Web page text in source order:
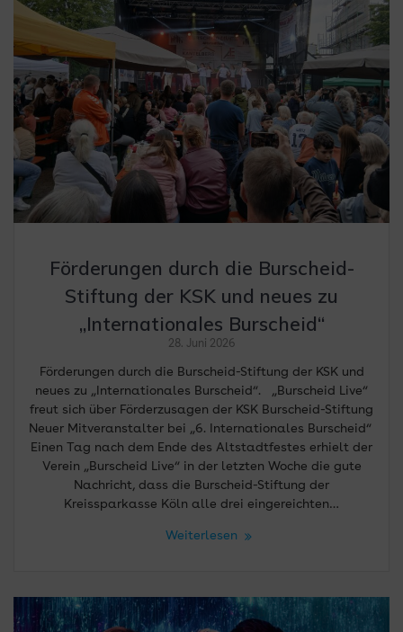
Förderungen durch die Burscheid-
Stiftung der KSK und neues zu
„Internationales Burscheid“
28. Juni 2026
Förderungen durch die Burscheid-Stiftung der KSK und
neues zu „Internationales Burscheid“. „Burscheid Live“
freut sich über Förderzusagen der KSK Burscheid-Stiftung
Neuer Mitveranstalter bei „6. Internationales Burscheid“
Einen Tag nach dem Ende des Altstadtfestes erhielt der
Verein „Burscheid Live“ in der letzten Woche die gute
Nachricht, dass die Burscheid-Stiftung der
Kreissparkasse Köln alle drei eingereichten…
Weiterlesen